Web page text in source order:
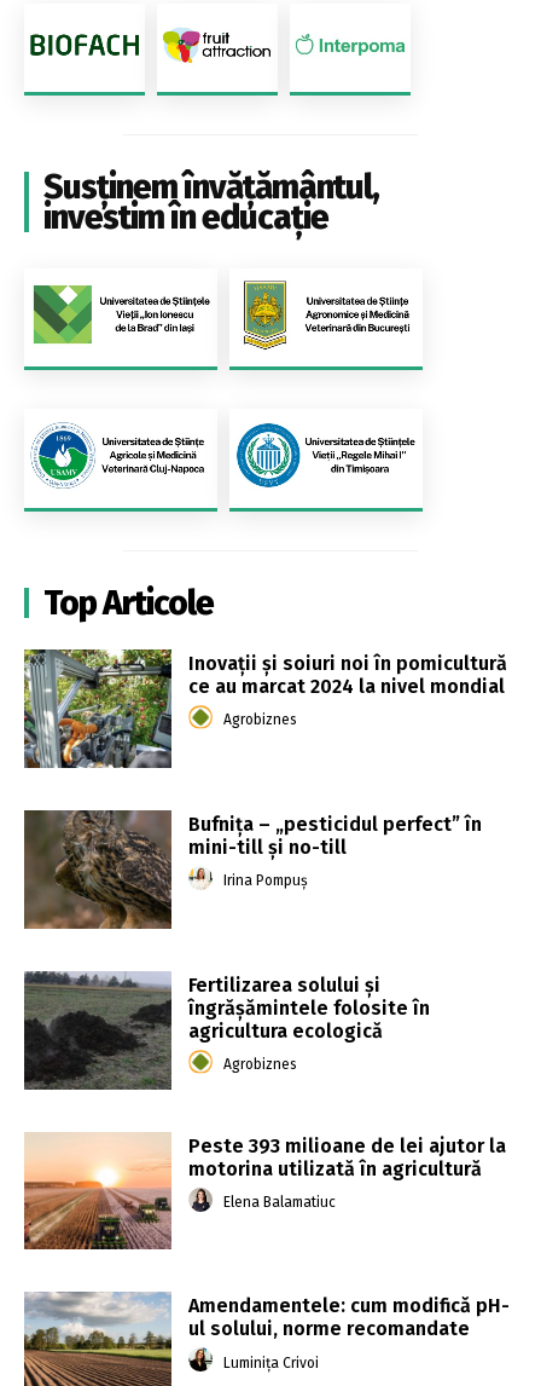
Susținem învățământul,
investim în educație
Top Articole
Inovații și soiuri noi în pomicultură
ce au marcat 2024 la nivel mondial
Agrobiznes
Bufnița – „pesticidul perfect” în
mini-till și no-till
Irina Pompuș
Fertilizarea solului și
îngrășămintele folosite în
agricultura ecologică
Agrobiznes
Peste 393 milioane de lei ajutor la
motorina utilizată în agricultură
Elena Balamatiuc
Amendamentele: cum modifică pH-
ul solului, norme recomandate
Luminița Crivoi